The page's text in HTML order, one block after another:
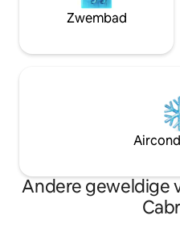
Zwembad
Andere geweldige